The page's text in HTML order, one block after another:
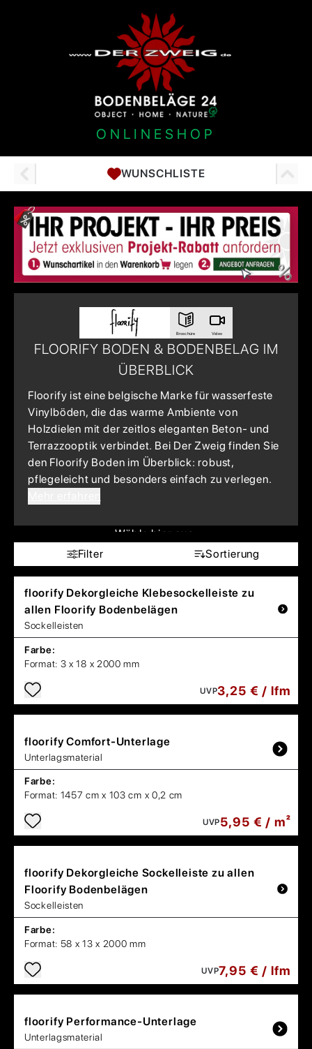
ONLINESHOP
WUNSCHLISTE
Broschüre Video
FLOORIFY BODEN & BODENBELAG IM
ÜBERBLICK
Floorify ist eine belgische Marke für wasserfeste
Vinylböden, die das warme Ambiente von
Holzdielen mit der zeitlos eleganten Beton- und
Terrazzooptik verbindet. Bei Der Zweig finden Sie
den Floorify Boden im Überblick: robust,
pflegeleicht und besonders einfach zu verlegen.
Wähle hier aus:
Filter
Sortierung
floorify Dekorgleiche Klebesockelleiste zu
allen Floorify Bodenbelägen
Sockelleisten
Farbe:
Format: 3 x 18 x 2000 mm
UVP3,25 € / lfm
floorify Comfort-Unterlage
Unterlagsmaterial
Farbe:
Format: 1457 cm x 103 cm x 0,2 cm
UVP5,95 € / m²
floorify Dekorgleiche Sockelleiste zu allen
Floorify Bodenbelägen
Sockelleisten
Farbe:
Format: 58 x 13 x 2000 mm
UVP7,95 € / lfm
floorify Performance-Unterlage
Unterlagsmaterial